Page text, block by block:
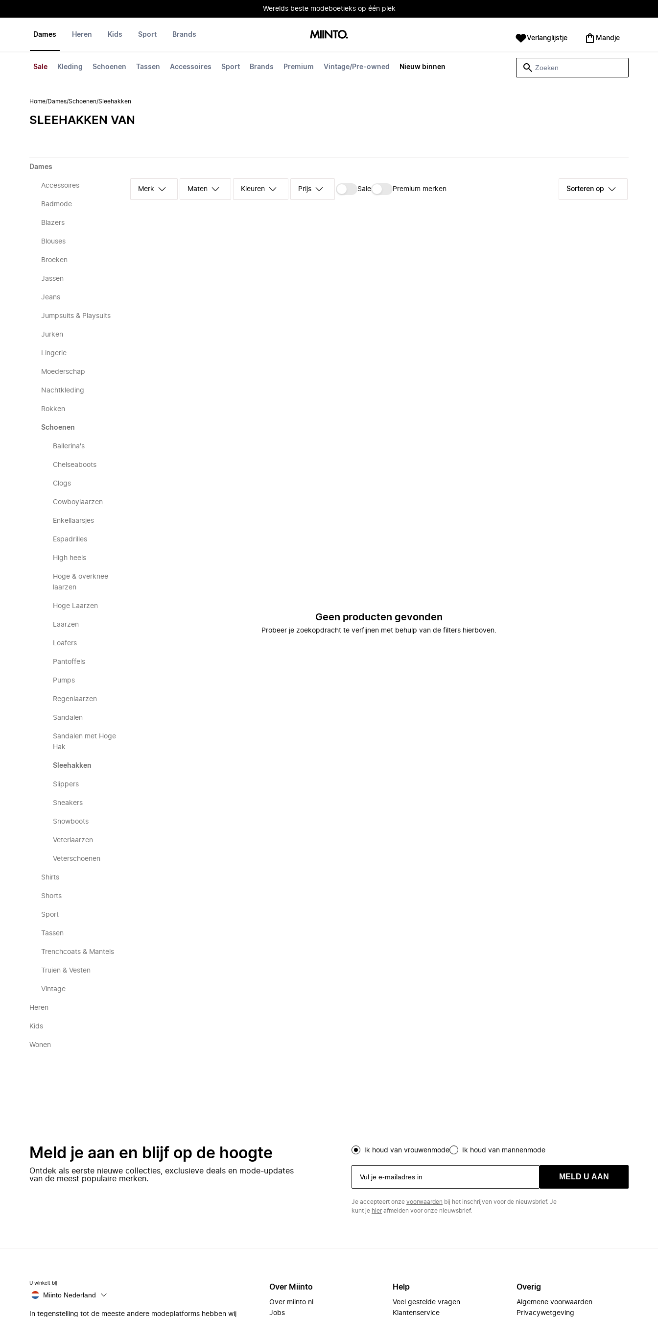
Werelds beste modeboetieks op één plek
Dames
Sale Kleding Schoenen Tassen Accessoires Sport Brands Premium Vintage/Pre-owned Nieuw binnen
Heren Kids Sport Brands Verlanglijstje Mandje
Home/Dames/Schoenen/Sleehakken
SLEEHAKKEN VAN
Dames
Accessoires
Badmode
Blazers
Blouses
Broeken
Jassen
Jeans
Jumpsuits & Playsuits
Jurken
Lingerie
Moederschap
Nachtkleding
Rokken
Schoenen
Ballerina's
Chelseaboots
Clogs
Cowboylaarzen
Enkellaarsjes
Espadrilles
High heels
Hoge & overknee
laarzen
Hoge Laarzen
Laarzen
Loafers
Pantoffels
Pumps
Regenlaarzen
Sandalen
Sandalen met Hoge
Hak
Sleehakken
Slippers
Sneakers
Snowboots
Veterlaarzen
Veterschoenen
Shirts
Shorts
Sport
Tassen
Trenchcoats & Mantels
Truien & Vesten
Vintage
Heren
Kids
Wonen
Merk Maten Kleuren Prijs Sale Premium merken Sorteren op
Geen producten gevonden
Probeer je zoekopdracht te verfijnen met behulp van de filters hierboven.
Meld je aan en blijf op de hoogte
Ontdek als eerste nieuwe collecties, exclusieve deals en mode-updates
van de meest populaire merken.
Ik houd van vrouwenmode Ik houd van mannenmode
MELD U AAN
Je accepteert onze voorwaarden bij het inschrijven voor de nieuwsbrief. Je
kunt je hierafmelden voor onze nieuwsbrief.
U winkelt bij
Miinto Nederland
In tegenstelling tot de meeste andere modeplatforms hebben wij
Over Miinto
Over miinto.nl
Jobs
Help
Veel gestelde vragen
Klantenservice
Overig
Algemene voorwaarden
Privacywetgeving